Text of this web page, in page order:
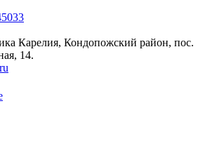
Карелия, Кондопожский район, пос.
14.